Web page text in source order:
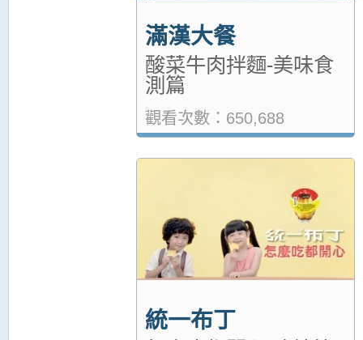
滿漢大餐
酸菜牛肉拌麵-美味食
測篇
觀看次數：650,688
統一布丁